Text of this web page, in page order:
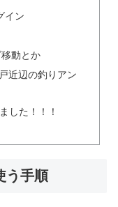
イン
動とか
近辺の釣りアン
した！！！
う手順